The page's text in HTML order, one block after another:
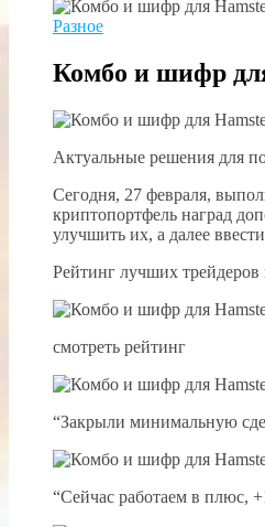
Разное
Комбо и шифр
Актуальные решения для
Сегодня, 27 февраля,
криптопортфель наград
улучшить их, а далее
Рейтинг лучших
смотреть рейтинг
“Закрыли минимальную
“Сейчас работаем в плюс,